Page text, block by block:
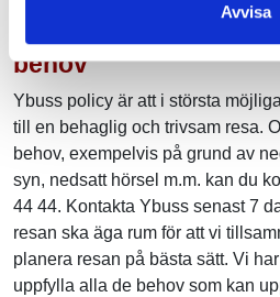
Avvisa
behov
Ybuss policy är att i största
till en behaglig och trivsam resa.
behov, exempelvis på grund av
syn, nedsatt hörsel m.m. kan du
44 44. Kontakta Ybuss senast 7
resan ska äga rum för att vi
planera resan på bästa sätt. Vi
uppfylla alla de behov som kan